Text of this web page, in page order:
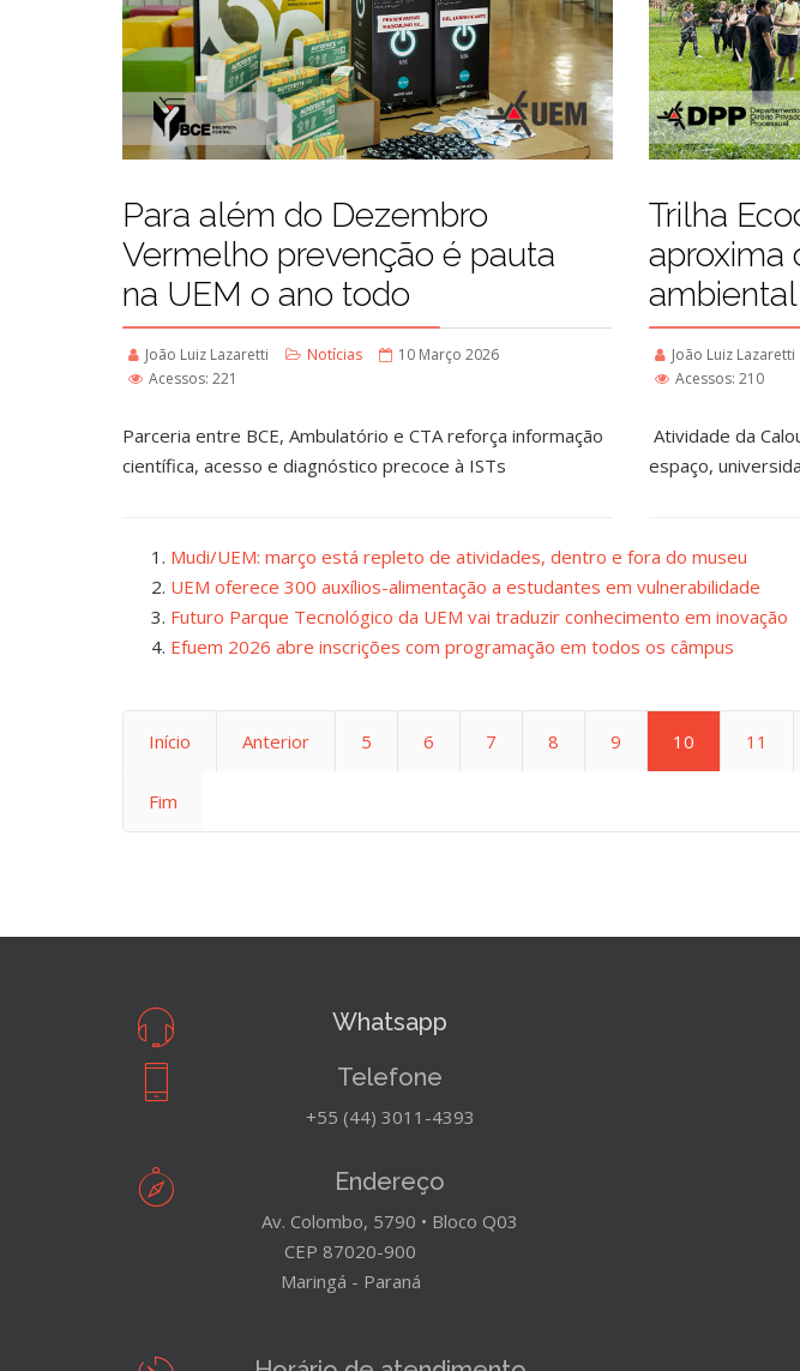
Para além do Dezembro
Vermelho prevenção é pauta
na UEM o ano todo
João Luiz Lazaretti Notícias
10 Março 2026
Acessos: 221
Parceria entre BCE, Ambulatório e CTA reforça informação
científica, acesso e diagnóstico precoce à ISTs
Trilha
aproxima
João Luiz Lazaretti
Acessos: 210
Atividade da
espaço,
Mudi/UEM: março está repleto de atividades, dentro e fora do museu
UEM oferece 300 auxílios-alimentação a estudantes em vulnerabilidade
Futuro Parque Tecnológico da UEM vai traduzir conhecimento em inovação
Efuem 2026 abre inscrições com programação em todos os câmpus
Início Anterior 5 6 7 8 9 10 11
Fim
Whatsapp
Telefone
+55 (44) 3011-4393
Endereço
Av. Colombo, 5790 • Bloco Q03
CEP 87020-900
Maringá - Paraná